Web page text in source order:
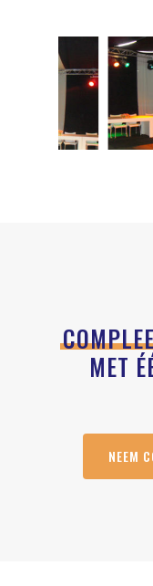
MET
NEEM